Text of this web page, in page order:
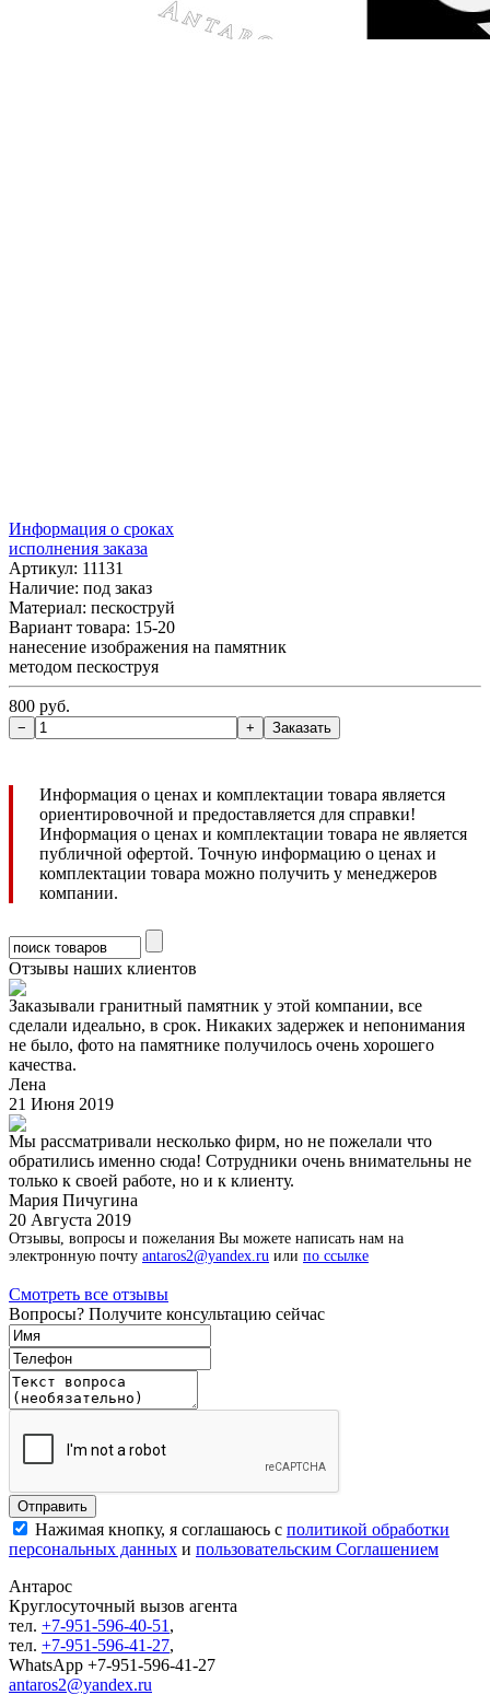
Информация о сроках
исполнения заказа
Артикул: 11131
Наличие: под заказ
Материал: пескоструй
Вариант товара: 15-20
нанесение изображения на памятник
методом пескоструя
800 руб.
Информация о ценах и комплектации товара является
ориентировочной и предоставляется для справки!
Информация о ценах и комплектации товара не является
публичной офертой. Точную информацию о ценах и
комплектации товара можно получить у менеджеров
компании.
Отзывы наших клиентов
Заказывали гранитный памятник у этой компании, все
сделали идеально, в срок. Никаких задержек и непонимания
не было, фото на памятнике получилось очень хорошего
качества.
Лена
21 Июня 2019
Мы рассматривали несколько фирм, но не пожелали что
обратились именно сюда! Сотрудники очень внимательны не
только к своей работе, но и к клиенту.
Мария Пичугина
20 Августа 2019
Отзывы, вопросы и пожелания Вы можете написать нам на
электронную почту antaros2@yandex.ru или по ссылке
Смотреть все отзывы
Вопросы? Получите консультацию сейчас
Нажимая кнопку, я соглашаюсь с политикой обработки
персональных данных и пользовательским Соглашением
Антарос
Круглосуточный вызов агента
тел. +7-951-596-40-51 ,
тел. +7-951-596-41-27,
WhatsApp +7-951-596-41-27
antaros2@yandex.ru